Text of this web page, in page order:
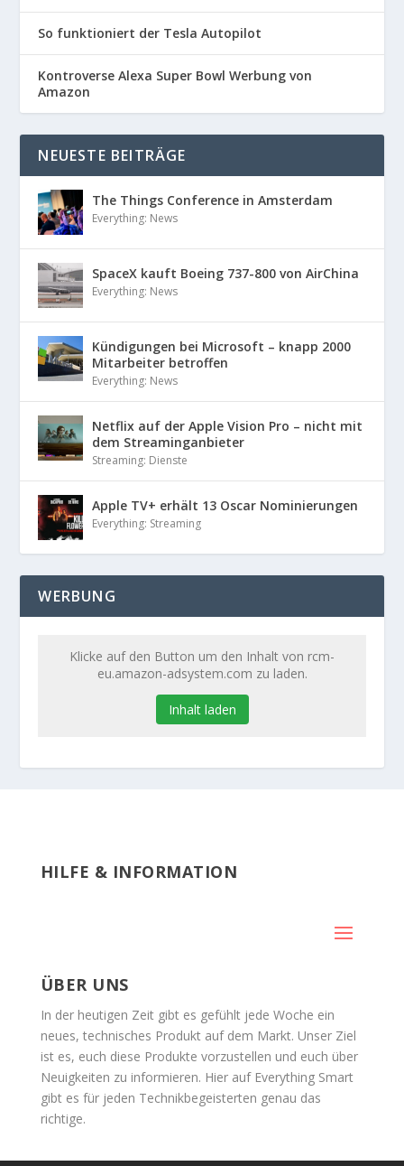
So funktioniert der Tesla Autopilot
Kontroverse Alexa Super Bowl Werbung von
Amazon
NEUESTE BEITRÄGE
The Things Conference in Amsterdam
Everything: News
SpaceX kauft Boeing 737-800 von AirChina
Everything: News
Kündigungen bei Microsoft – knapp 2000
Mitarbeiter betroffen
Everything: News
Netflix auf der Apple Vision Pro – nicht mit
dem Streaminganbieter
Streaming: Dienste
Apple TV+ erhält 13 Oscar Nominierungen
Everything: Streaming
WERBUNG
Klicke auf den Button um den Inhalt von rcm-
eu.amazon-adsystem.com zu laden.
Inhalt laden
HILFE & INFORMATION
ÜBER UNS
In der heutigen Zeit gibt es gefühlt jede Woche ein
neues, technisches Produkt auf dem Markt. Unser Ziel
ist es, euch diese Produkte vorzustellen und euch über
Neuigkeiten zu informieren. Hier auf Everything Smart
gibt es für jeden Technikbegeisterten genau das
richtige.